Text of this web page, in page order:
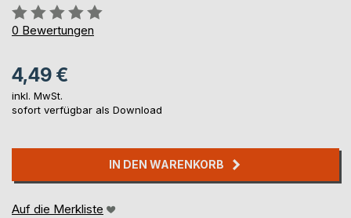
Bewertung::
0%
0 Bewertungen
4,49 €
inkl. MwSt.
sofort verfügbar als Download
IN DEN WARENKORB
Auf die Merkliste